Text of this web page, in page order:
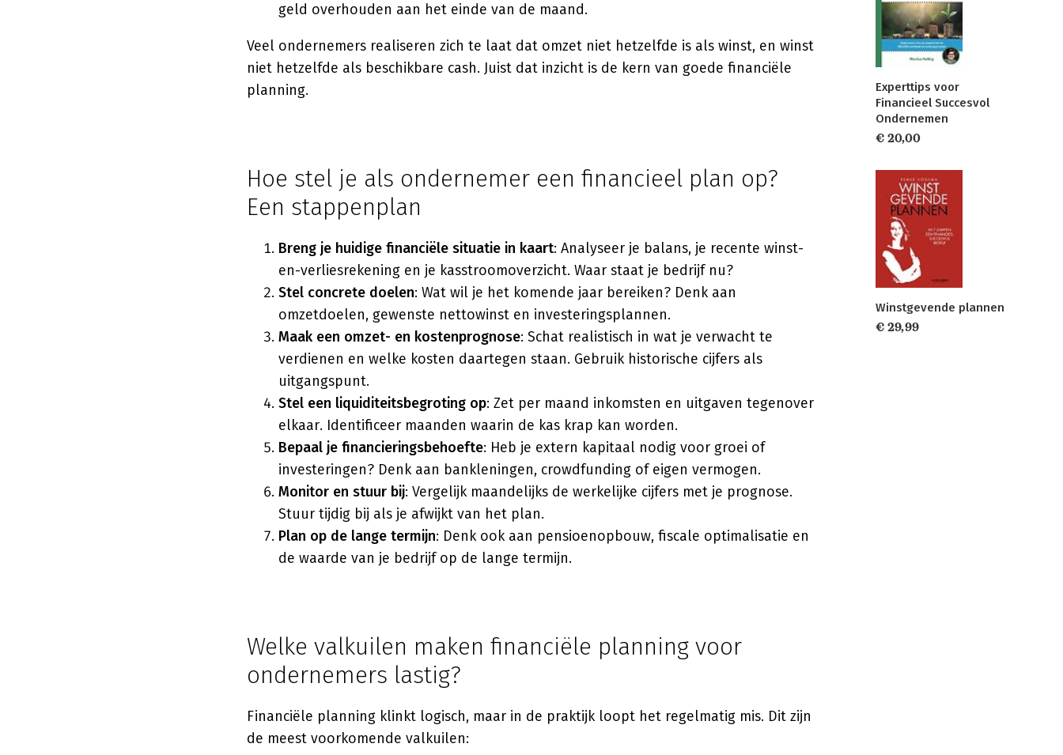
geld overhouden aan het einde van de maand.
Veel ondernemers realiseren zich te laat dat omzet niet hetzelfde is als winst, en winst
niet hetzelfde als beschikbare cash. Juist dat inzicht is de kern van goede financiële
planning.
Hoe stel je als ondernemer een financieel plan op?
Een stappenplan
Breng je huidige financiële situatie in kaart: Analyseer je balans, je recente winst-
en-verliesrekening en je kasstroomoverzicht. Waar staat je bedrijf nu?
Stel concrete doelen: Wat wil je het komende jaar bereiken? Denk aan
omzetdoelen, gewenste nettowinst en investeringsplannen.
Maak een omzet- en kostenprognose: Schat realistisch in wat je verwacht te
verdienen en welke kosten daartegen staan. Gebruik historische cijfers als
uitgangspunt.
Stel een liquiditeitsbegroting op: Zet per maand inkomsten en uitgaven tegenover
elkaar. Identificeer maanden waarin de kas krap kan worden.
Bepaal je financieringsbehoefte: Heb je extern kapitaal nodig voor groei of
investeringen? Denk aan bankleningen, crowdfunding of eigen vermogen.
Monitor en stuur bij: Vergelijk maandelijks de werkelijke cijfers met je prognose.
Stuur tijdig bij als je afwijkt van het plan.
Plan op de lange termijn: Denk ook aan pensioenopbouw, fiscale optimalisatie en
de waarde van je bedrijf op de lange termijn.
Welke valkuilen maken financiële planning voor
ondernemers lastig?
Financiële planning klinkt logisch, maar in de praktijk loopt het regelmatig mis. Dit zijn
de meest voorkomende valkuilen:
Experttips voor
Financieel Succesvol
Ondernemen
€ 20,00
Winstgevende plannen
€ 29,99